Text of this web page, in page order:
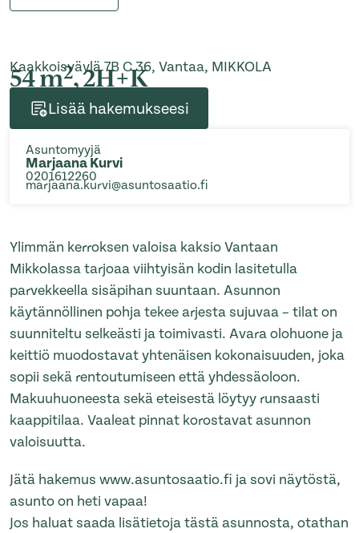
Kaakkoisväylä 7B C 36, Vantaa, MIKKOLA
54 m2, 2H+K
Lisää hakemukseesi
Asuntomyyjä
Marjaana Kurvi
0201612260
marjaana.kurvi@asuntosaatio.fi
Ylimmän kerroksen valoisa kaksio Vantaan
Mikkolassa tarjoaa viihtyisän kodin lasitetulla
parvekkeella sisäpihan suuntaan. Asunnon
käytännöllinen pohja tekee arjesta sujuvaa – tilat on
suunniteltu selkeästi ja toimivasti. Avara olohuone ja
keittiö muodostavat yhtenäisen kokonaisuuden, joka
sopii sekä rentoutumiseen että yhdessäoloon.
Makuuhuoneesta sekä eteisestä löytyy runsaasti
kaappitilaa. Vaaleat pinnat korostavat asunnon
valoisuutta.
Jätä hakemus www.asuntosaatio.fi ja sovi näytöstä,
asunto on heti vapaa!
Jos haluat saada lisätietoja tästä asunnosta, otathan